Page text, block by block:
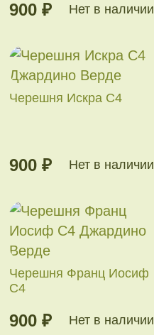
900 ₽ Нет в наличии
Черешня Искра С4
900 ₽ Нет в наличии
Черешня Франц Иосиф
С4
900 ₽ Нет в наличии